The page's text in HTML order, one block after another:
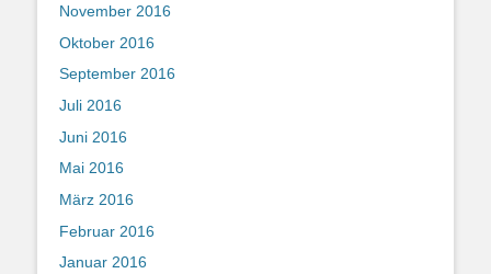
November 2016
Oktober 2016
September 2016
Juli 2016
Juni 2016
Mai 2016
März 2016
Februar 2016
Januar 2016